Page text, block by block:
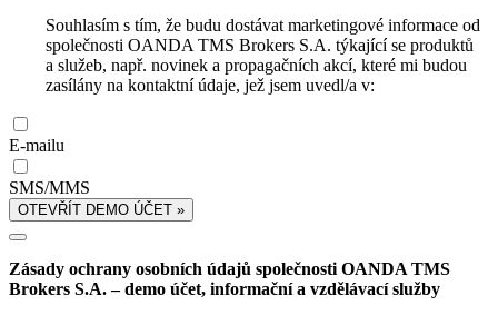
Souhlasím s tím, že budu dostávat marketingové informace od
společnosti OANDA TMS Brokers S.A. týkající se produktů
a služeb, např. novinek a propagačních akcí, které mi budou
zasílány na kontaktní údaje, jež jsem uvedl/a v:
E-mailu
SMS/MMS
OTEVŘÍT DEMO ÚČET »
Zásady ochrany osobních údajů společnosti OANDA TMS
Brokers S.A. – demo účet, informační a vzdělávací služby